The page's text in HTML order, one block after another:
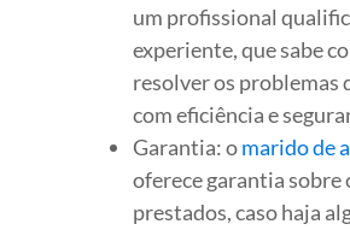
um profissional
experiente, que sabe
resolver os problemas
com eficiência e
Garantia: omarido de
oferece garantia sobre
prestados, caso haja